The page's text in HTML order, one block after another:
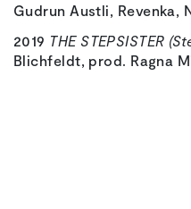
Gudrun Austli, Revenka,
2019 THE STEPSISTER
Blichfeldt, prod. Ragna